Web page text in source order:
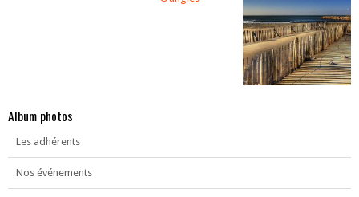
Album photos
Les adhérents
Nos événements